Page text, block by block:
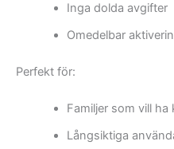
Inga dolda avgifter
Omedelbar
Perfekt för:
Familjer som vill
Långsiktiga